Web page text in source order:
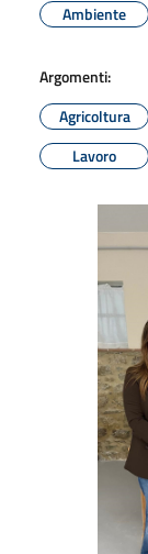
Ambiente
Argomenti:
Agricoltura
Lavoro